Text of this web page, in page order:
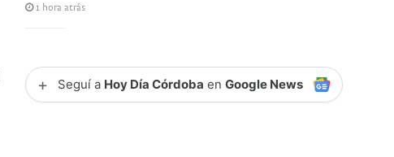
1 hora atrás
+ Seguí a Hoy Día Córdoba enGoogle News